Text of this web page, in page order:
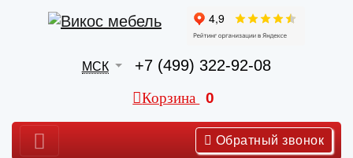
МСК +7 (499) 322-92-08
Корзина 0
Обратный звонок